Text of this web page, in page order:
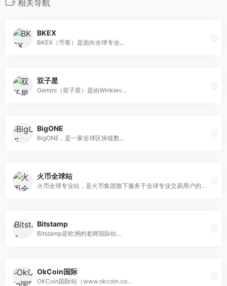
相关导航
BKEX
BKEX（币客）是面向全球专业...
双子星
Gemini（双子星）是由Winklev...
BigONE
BigONE，是一家全球区块链数...
火币全球站
火币全球专业站，是火币集团旗下服务于全球专业交易用户的创新数字资产国际站，致力于发现优质的创新数字资产投资机会，目前提供四十多种数字资产品类的交易及投资服务，总部位于新加坡，由火币全球专业站团队负责运营。火币集团是一家具有全球竞争力与影响力的数字资产综合服务商，为超过130个国家百万级用户提供优质服务。在新加坡、香港、韩国、日本等多个国家和地区均有独立的交易业务和运营中心。在技术平台、产品支线、安全风控体系、运营及客户服务体系等方面，火币集团在全球均处于领先地位。
Bitstamp
Bitstamp是欧洲的老牌国际站...
OkCoin国际
OKCoin国际站（www.okcoin.co...